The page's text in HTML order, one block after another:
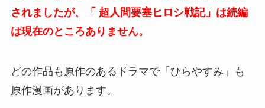
されましたが、「 超人間要塞ヒロシ戦記」は続編
は現在のところありません。
どの作品も原作のあるドラマで「ひらやすみ」も
原作漫画があります。